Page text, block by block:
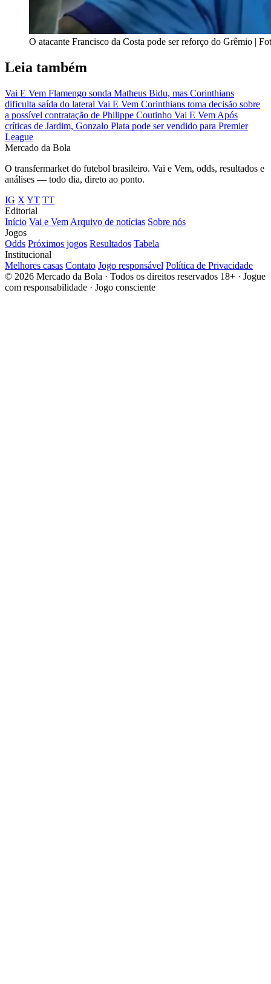
O atacante Francisco da Costa pode ser reforço do Grêmio |
Leia também
Vai E Vem Flamengo sonda Matheus Bidu, mas Corinthians
dificulta saída do lateral Vai E Vem Corinthians toma decisão sobre
a possível contratação de Philippe Coutinho Vai E Vem Após
críticas de Jardim, Gonzalo Plata pode ser vendido para Premier
League
Mercado da Bola
O transfermarket do futebol brasileiro. Vai e Vem, odds, resultados e
análises — todo dia, direto ao ponto.
IG X YT TT
Editorial
Início Vai e Vem Arquivo de notícias Sobre nós
Jogos
Odds Próximos jogos Resultados Tabela
Institucional
Melhores casas Contato Jogo responsável Política de Privacidade
© 2026 Mercado da Bola · Todos os direitos reservados 18+ · Jogue
com responsabilidade · Jogo consciente